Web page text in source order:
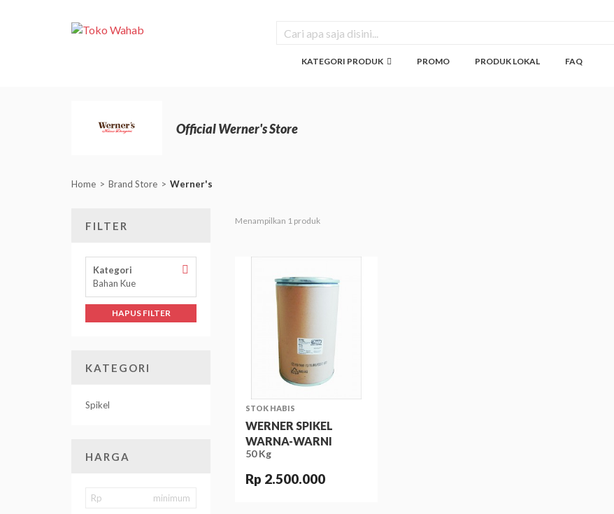
KATEGORI PRODUK PROMO PRODUK LOKAL FAQ
Official Werner's Store
Home Brand Store Werner's
FILTER
Kategori
Bahan Kue
HAPUS FILTER
KATEGORI
Spikel
HARGA
Rp
Menampilkan 1 produk
STOK HABIS
WERNER SPIKEL
WARNA-WARNI
50 Kg
Rp 2.500.000